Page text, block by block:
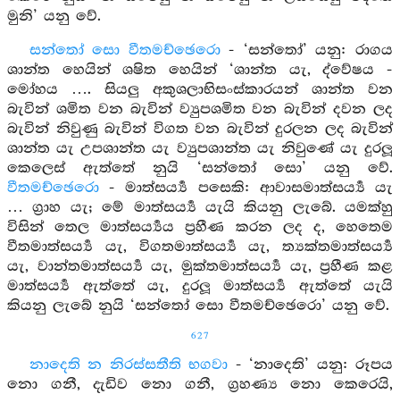
මුනි’ යනු වේ.
සන්තෝ සො වීතමච්ඡෙරො- ‘සන්තෝ’ යනු: රාගය
ශාන්ත හෙයින් ශෂිත හෙයින් ‘ශාන්ත යැ, ද්වේෂය -
මෝහය …. සියලු අකුශලාභිසංස්කාරයන් ශාන්ත වන
බැවින් ශමිත වන බැවින් ව්‍යුපශමිත වන බැවින් දවන ලද
බැවින් නිවුණු බැවින් විගත වන බැවින් දුරලන ලද බැවින්
ශාන්ත යැ උපශාන්ත යැ ව්‍යුපශාන්ත යැ නිවුණේ යැ දුරලූ
කෙලෙස් ඇත්තේ නුයි ‘සන්තෝ සො’ යනු වේ.
වීතමච්ඡෙරො - මාත්සර්‍ය්‍ය පසෙකි: ආවාසමාත්සර්‍ය්‍ය යැ
… ග්‍රාහ යැ; මේ මාත්සර්‍ය්‍ය යැයි කියනු ලැබේ. යමක්හු
විසින් තෙල මාත්සර්‍ය්‍යය ප්‍රහීණ කරන ලද ද, හෙතෙම
වීතමාත්සර්‍ය්‍ය යැ, විගතමාත්සර්‍ය්‍ය යැ, ත්‍යක්තමාත්සර්‍ය්‍ය
යැ, වාන්තමාත්සර්‍ය්‍ය යැ, මුක්තමාත්සර්‍ය්‍ය යැ, ප්‍රහීණ කළ
මාත්සර්‍ය්‍ය ඇත්තේ යැ, දුරලූ මාත්සර්‍ය්‍ය ඇත්තේ යැයි
කියනු ලැබේ නුයි ‘සන්තෝ සො වීතමච්ඡෙරො’ යනු වේ.
627
නාදෙති න නිරස්සතීති භගවා - ‘නාදෙති’ යනු: රූපය
නො ගනී, දැඩිව නො ගනී, ග්‍රහණ්‍ය නො කෙරෙයි,